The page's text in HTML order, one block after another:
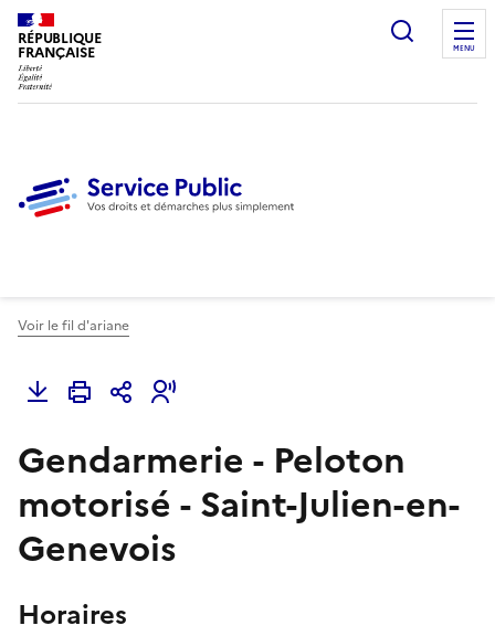
RÉPUBLIQUE
FRANÇAISE
Ouvrir
MENU
Voir le fil d'ariane
Gendarmerie - Peloton
motorisé - Saint-Julien-en-
Genevois
Horaires